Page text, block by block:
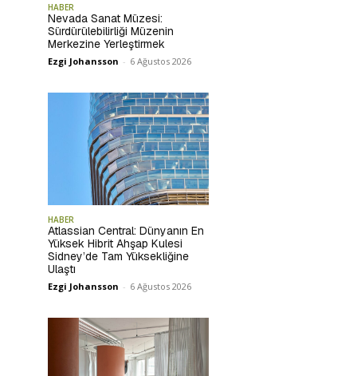
HABER
Nevada Sanat Müzesi:
Sürdürülebilirliği Müzenin
Merkezine Yerleştirmek
Ezgi Johansson - 6 Ağustos 2026
HABER
Atlassian Central: Dünyanın En
Yüksek Hibrit Ahşap Kulesi
Sidney’de Tam Yüksekliğine
Ulaştı
Ezgi Johansson - 6 Ağustos 2026